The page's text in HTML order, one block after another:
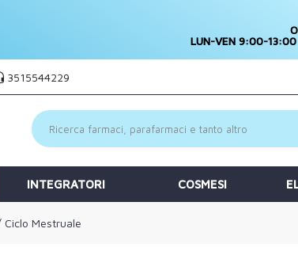
LUN-VEN 9:00-
3515544229
INTEGRATORI COSMESI
Ciclo Mestruale